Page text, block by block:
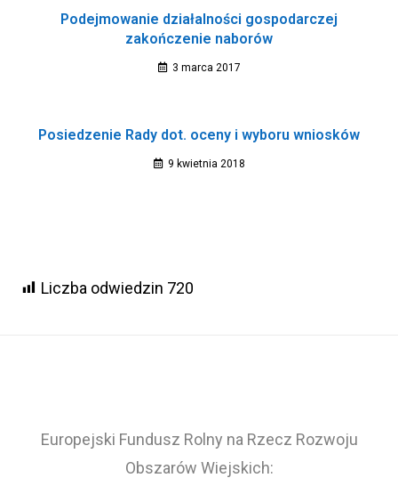
Podejmowanie działalności gospodarczej
zakończenie naborów
3 marca 2017
Posiedzenie Rady dot. oceny i wyboru wniosków
9 kwietnia 2018
Liczba odwiedzin 720
Europejski Fundusz Rolny na Rzecz Rozwoju
Obszarów Wiejskich: